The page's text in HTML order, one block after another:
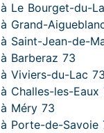
Le Bourget-du-
Grand-
Saint-Jean-de-
Barberaz 73
Viviers-du-Lac 73
Challes-les-Eaux
Méry 73
Porte-de-Savoie